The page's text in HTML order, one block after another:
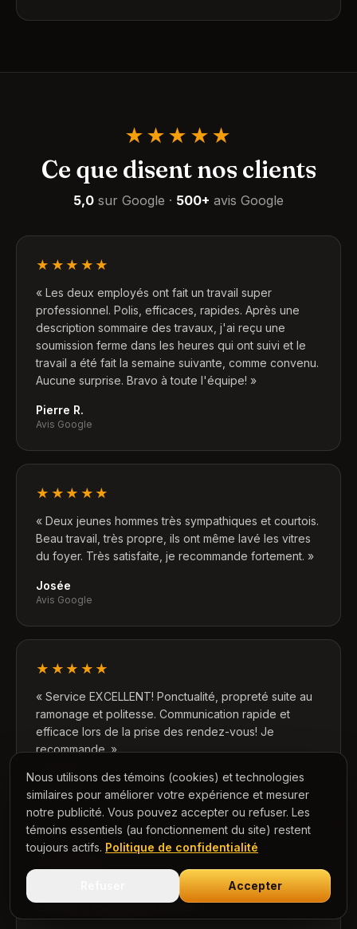
★★★★★
Ce que disent nos clients
5,0 sur Google · 500+ avis Google
★★★★★
« Les deux employés ont fait un travail super
professionnel. Polis, efficaces, rapides. Après une
description sommaire des travaux, j'ai reçu une
soumission ferme dans les heures qui ont suivi et le
travail a été fait la semaine suivante, comme convenu.
Aucune surprise. Bravo à toute l'équipe! »
Pierre R.
Avis Google
★★★★★
« Deux jeunes hommes très sympathiques et courtois.
Beau travail, très propre, ils ont même lavé les vitres
du foyer. Très satisfaite, je recommande fortement. »
Josée
Avis Google
★★★★★
« Service EXCELLENT! Ponctualité, propreté suite au
ramonage et politesse. Communication rapide et
efficace lors de la prise des rendez-vous! Je
recommande.»
Manon D.
Avis Google
Très efficaces, bon prix, compétents, service
aimable et explications claires.»
Nous utilisons des témoins (cookies) et technologies
similaires pour améliorer votre expérience et mesurer
notre publicité. Vous pouvez accepter ou refuser. Les
témoins essentiels (au fonctionnement du site) restent
toujours actifs. Politique de confidentialité
Accepter